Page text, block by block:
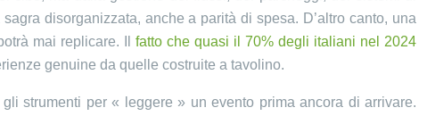
disorganizzata, anche a parità di spesa. D’altro canto, una
mai replicare. Ilfatto che quasi il 70% degli italiani nel 2024
genuine da quelle costruite a tavolino.
strumenti per « leggere » un evento prima ancora di arrivare.